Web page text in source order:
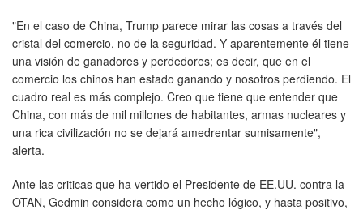
"En el caso de China, Trump parece mirar las cosas a través del
cristal del comercio, no de la seguridad. Y aparentemente él tiene
una visión de ganadores y perdedores; es decir, que en el
comercio los chinos han estado ganando y nosotros perdiendo. El
cuadro real es más complejo. Creo que tiene que entender que
China, con más de mil millones de habitantes, armas nucleares y
una rica civilización no se dejará amedrentar sumisamente",
alerta.
Ante las criticas que ha vertido el Presidente de EE.UU. contra la
OTAN, Gedmin considera como un hecho lógico, y hasta positivo,